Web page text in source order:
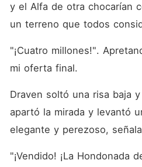
y el Alfa de otra chocarían
un terreno que todos
"¡Cuatro millones!".
mi oferta final.
Draven soltó una risa baja
apartó la mirada y levantó
elegante y perezoso,
"¡Vendido! ¡La Hondonada